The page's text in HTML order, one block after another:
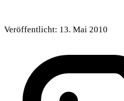
Veröffentlicht: 13. Mai 2010